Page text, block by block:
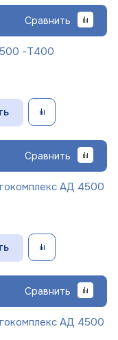
Сравнить
-Т400
Сравнить
АД 4500
Сравнить
АД 4500